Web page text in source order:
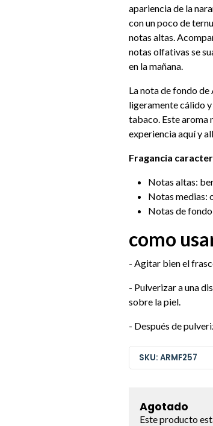
apariencia de la
con un poco de
notas altas.
notas olfativas se
en la mañana.
La nota de fondo
ligeramente cálido y
tabaco. Este aroma
experiencia aquí y
Fragancia
Notas altas:
Notas medias:
Notas de
como
- Agitar bien el
- Pulverizar a una
sobre la piel.
- Después de
SKU: ARMF257
Agotado
Este producto